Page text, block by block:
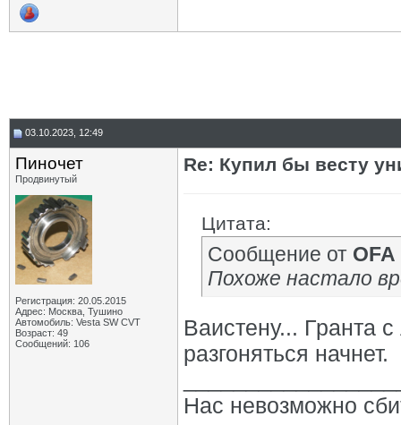
03.10.2023, 12:49
Пиночет
Продвинутый
Регистрация: 20.05.2015
Адрес: Москва, Тушино
Автомобиль: Vesta SW CVT
Возраст: 49
Сообщений: 106
Re: Купил бы весту
Цитата:
Сообщение от OFA
Похоже настало
Ваистену... Гранта
разгоняться начнет.
Нас невозможно